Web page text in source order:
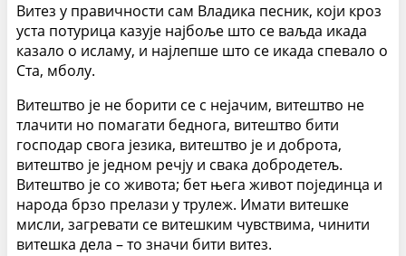
Витез у правичности сам Владика песник, који кроз
уста потурица казује најбоље што се ваљда икада
казало о исламу, и најлепше што се икада спевало о
Ста, мболу.
Витештво је не борити се с нејачим, витештво не
тлачити но помагати беднога, витештво бити
господар свога језика, витештво је и доброта,
витештво је једном речју и свака добродетељ.
Витештво је со живота; бет њега живот појединца и
народа брзо прелази у трулеж. Имати витешке
мисли, загревати се витешким чувствима, чинити
витешка дела – то значи бити витез.